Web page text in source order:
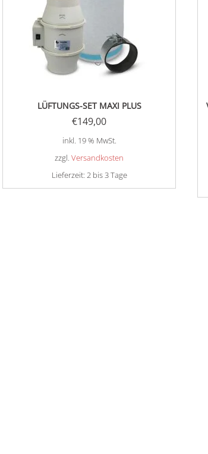
LÜFTUNGS-SET MAXI PLUS
€149,00
inkl. 19 % MwSt.
zzgl.Versandkosten
Lieferzeit: 2 bis 3 Tage